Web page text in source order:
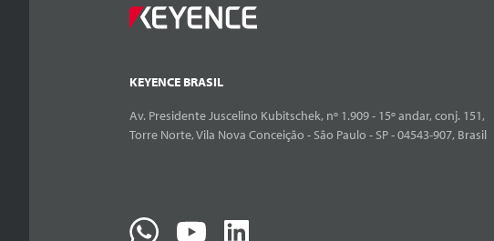
KEYENCE BRASIL
Av. Presidente Juscelino Kubitschek, nº 1.909 - 15º andar, conj. 151,
Torre Norte, Vila Nova Conceição - São Paulo - SP - 04543-907, Brasil